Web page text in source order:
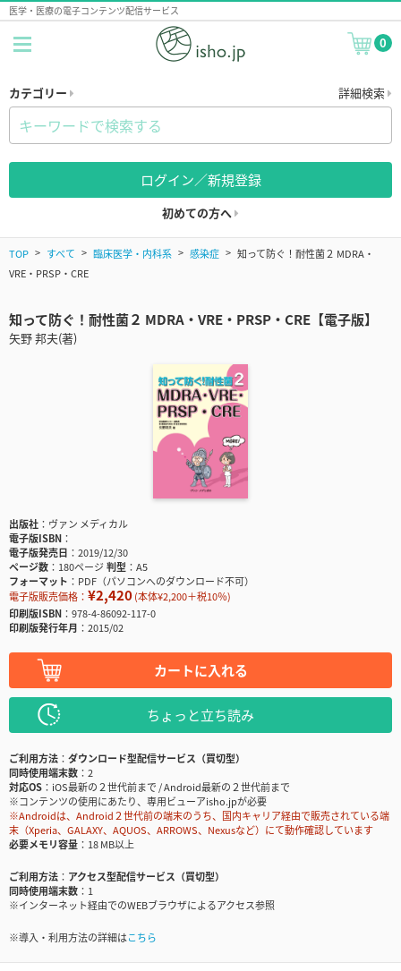
医学・医療の電子コンテンツ配信サービス
0
カテゴリー 詳細検索
ログイン／新規登録
初めての方へ
TOP すべて 臨床医学・内科系 感染症
知って防ぐ！耐性菌２ MDRA・
VRE・PRSP・CRE
知って防ぐ！耐性菌２ MDRA・VRE・PRSP・CRE【電子版】
矢野 邦夫(著)
出版社
ヴァン メディカル
電子版ISBN
電子版発売日
2019/12/30
ページ数
180ページ判型
A5
フォーマット
PDF（パソコンへのダウンロード不可）
電子版販売価格： ¥2,420(本体¥2,200＋税10％)
印刷版ISBN
978-4-86092-117-0
印刷版発行年月
2015/02
カートに入れる
ちょっと立ち読み
ご利用方法
ダウンロード型配信サービス（買切型）
同時使用端末数
2
対応OS
iOS最新の２世代前まで / Android最新の２世代前まで
※コンテンツの使用にあたり、専用ビューアisho.jpが必要
※Androidは、Android２世代前の端末のうち、国内キャリア経由で販売されている端
末（Xperia、GALAXY、AQUOS、ARROWS、Nexusなど）にて動作確認しています
必要メモリ容量
18 MB以上
ご利用方法
アクセス型配信サービス（買切型）
同時使用端末数
1
※インターネット経由でのWEBブラウザによるアクセス参照
※導入・利用方法の詳細はこちら